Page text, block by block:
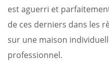
est aguerri et
de ces derniers dans les
sur une maison
professionnel.